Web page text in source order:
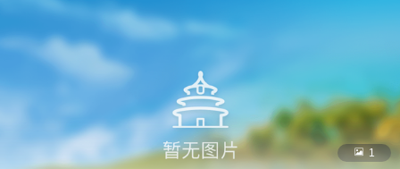
 1